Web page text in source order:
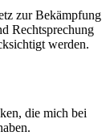
zur Bekämpfung
Rechtsprechung
werden.
die mich bei